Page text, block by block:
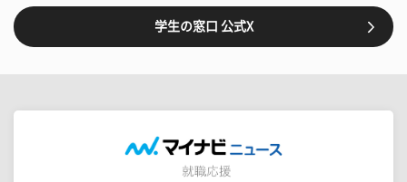
学生の窓口 公式X